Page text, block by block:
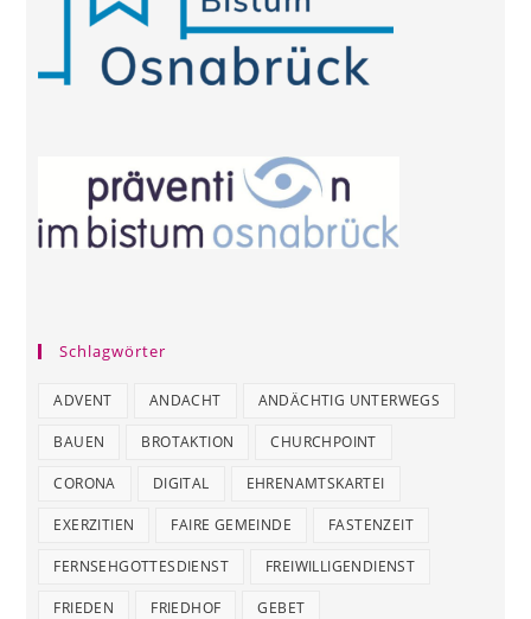
Schlagwörter
ADVENT ANDACHT ANDÄCHTIG UNTERWEGS
BAUEN BROTAKTION CHURCHPOINT
CORONA DIGITAL EHRENAMTSKARTEI
EXERZITIEN FAIRE GEMEINDE FASTENZEIT
FERNSEHGOTTESDIENST FREIWILLIGENDIENST
FRIEDEN FRIEDHOF GEBET